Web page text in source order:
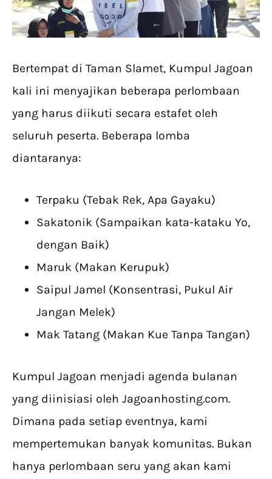
Bertempat di Taman Slamet, Kumpul Jagoan
kali ini menyajikan beberapa perlombaan
yang harus diikuti secara estafet oleh
seluruh peserta. Beberapa lomba
diantaranya:
Terpaku (Tebak Rek, Apa Gayaku)
Sakatonik (Sampaikan kata-kataku Yo,
dengan Baik)
Maruk (Makan Kerupuk)
Saipul Jamel (Konsentrasi, Pukul Air
Jangan Melek)
Mak Tatang (Makan Kue Tanpa Tangan)
Kumpul Jagoan menjadi agenda bulanan
yang diinisiasi oleh Jagoanhosting.com.
Dimana pada setiap eventnya, kami
mempertemukan banyak komunitas. Bukan
hanya perlombaan seru yang akan kami